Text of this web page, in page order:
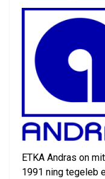
ETKA Andras on
1991 ning tegeleb